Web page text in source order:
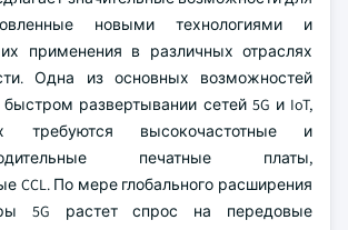
новыми технологиями и
применения в различных отраслях
Одна из основных возможностей
развертывании сетей 5G и IoT,
требуются высокочастотные и
печатные платы,
CCL. По мере глобального расширения
5G растет спрос на передовые